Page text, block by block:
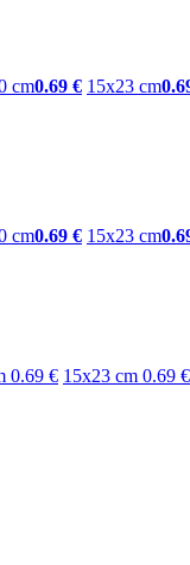
cm0.69 € 15x23 cm
cm0.69 € 15x23 cm
0.69 € 15x23 cm 0.69 €